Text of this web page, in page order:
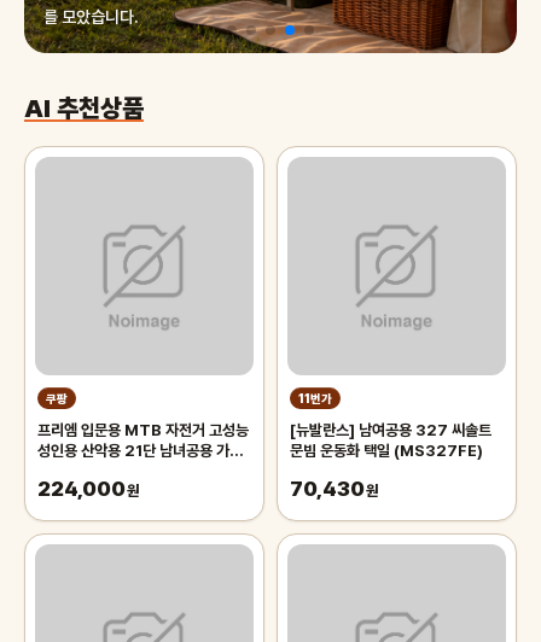
를 모았습니다.
AI 추천상품
쿠팡
프리엠 입문용 MTB 자전거 고성능
성인용 산악용 21단 남녀공용 가성
175cm, 그레이 오렌지/21단/26
224,000원
11번가
[뉴발란스] 남여공용 327 씨솔트
문빔 운동화 택일 (MS327FE)
70,430원